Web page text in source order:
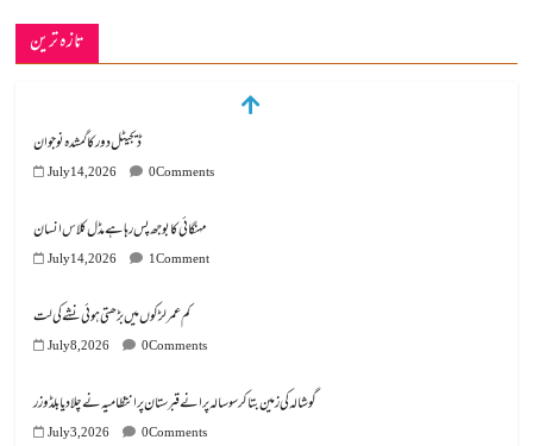
تازہ ترین
مہنگائی کا بوجھ پس رہا ہے مڈل کلاس انسان
کم عمر لڑکوں میں بڑھتی ہوئی نشے کی لت
گوشالہ کی زمین بتا کر سوسالہ پرانے قبرستان پر انتظامیہ نے چلا دیا بلڈوزر
تالیف قلب مسلم سوسائٹی کی ایک ذمے داری ہے